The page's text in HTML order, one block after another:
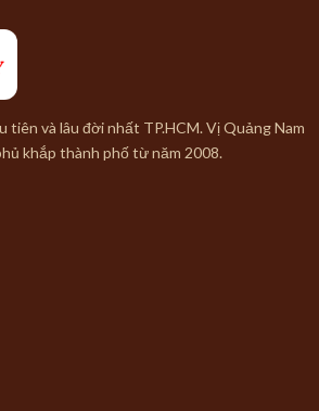
tiên và lâu đời nhất TP.HCM. Vị Quảng Nam
khắp thành phố từ năm 2008.